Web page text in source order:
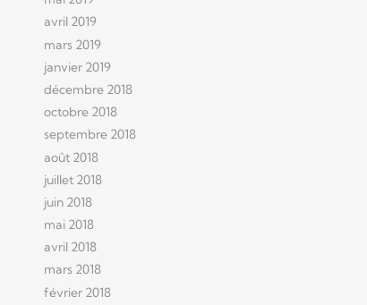
avril 2019
mars 2019
janvier 2019
décembre 2018
octobre 2018
septembre 2018
août 2018
juillet 2018
juin 2018
mai 2018
avril 2018
mars 2018
février 2018